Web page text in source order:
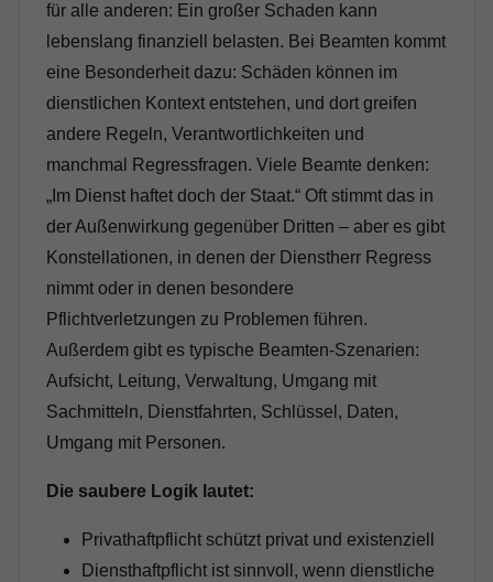
für alle anderen: Ein großer Schaden kann
lebenslang finanziell belasten. Bei Beamten kommt
eine Besonderheit dazu: Schäden können im
dienstlichen Kontext entstehen, und dort greifen
andere Regeln, Verantwortlichkeiten und
manchmal Regressfragen. Viele Beamte denken:
„Im Dienst haftet doch der Staat.“ Oft stimmt das in
der Außenwirkung gegenüber Dritten – aber es gibt
Konstellationen, in denen der Dienstherr Regress
nimmt oder in denen besondere
Pflichtverletzungen zu Problemen führen.
Außerdem gibt es typische Beamten-Szenarien:
Aufsicht, Leitung, Verwaltung, Umgang mit
Sachmitteln, Dienstfahrten, Schlüssel, Daten,
Umgang mit Personen.
Die saubere Logik lautet:
Privathaftpflicht schützt privat und existenziell
Diensthaftpflicht ist sinnvoll, wenn dienstliche